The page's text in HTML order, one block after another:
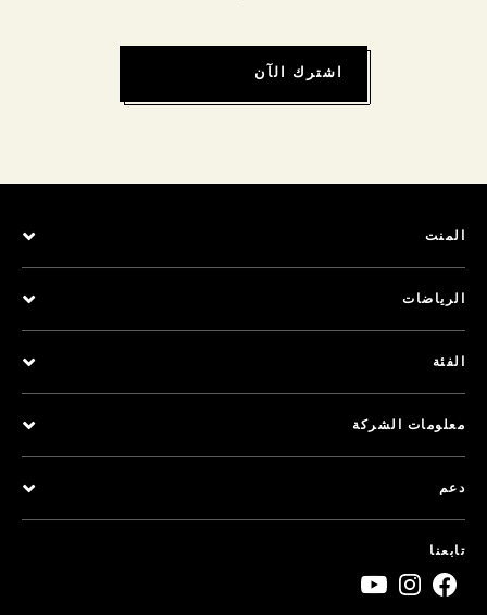
اشترك الآن
المنت
الرياضات
الفئة
معلومات الشركة
دعم
تابعنا